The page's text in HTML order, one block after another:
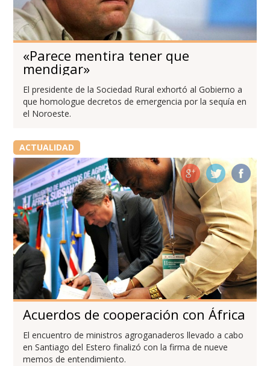
«Parece mentira tener que
mendigar»
El presidente de la Sociedad Rural exhortó al Gobierno a
que homologue decretos de emergencia por la sequía en
el Noroeste.
ACTUALIDAD
Acuerdos de cooperación con África
El encuentro de ministros agroganaderos llevado a cabo
en Santiago del Estero finalizó con la firma de nueve
memos de entendimiento.